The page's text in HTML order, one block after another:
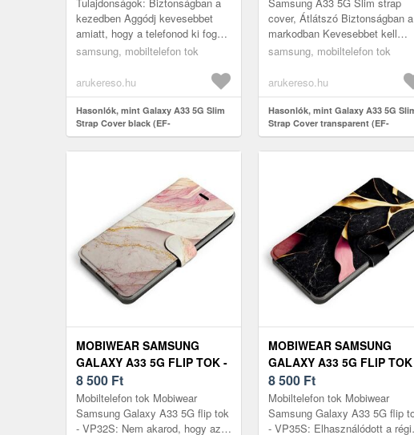
Tulajdonságok: Biztonságban a
kezedben Aggódj kevesebbet
amiatt, hogy a telefonod ki fog
csúszni. Egyszerűen csúsztasd
samsung, mobiltelefon tok
arukereso.hu
Hasonlók, mint Galaxy A33 5G Slim
Strap Cover black (EF-
XA336CBEGWW)
Samsung A33 5G Slim strap
cover, Átlátszó Biztonságban a
markodban Kevesebbet kell
aggódnia amiatt, hogy a telefon
csú...
samsung, mobiltelefon tok
arukereso.hu
Hasonlók, mint Galaxy A33 5G
Strap Cover transparent (EF-
XA336CTEGWW)
MOBIWEAR SAMSUNG
GALAXY A33 5G FLIP TOK -
VP32S
8 500 Ft
Mobiltelefon tok Mobiwear
Samsung Galaxy A33 5G flip tok
- VP32S: Nem akarod, hogy az
MOBIWEAR SAMSUNG
GALAXY A33 5G FLIP
VP35S
8 500 Ft
Mobiltelefon tok Mobiwear
Samsung Galaxy A33 5G flip
- VP35S: Elhasználódott a régi